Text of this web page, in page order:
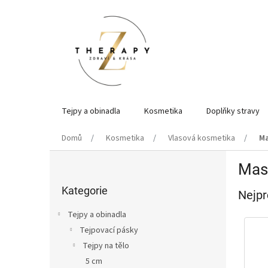
Tejpy a obinadla Kosmetika Doplňky stravy
Domů Kosmetika Vlasová kosmetika
kategorie
Kategorie
Tejpy a obinadla
Tejpovací pásky
Tejpy na tělo
5 cm